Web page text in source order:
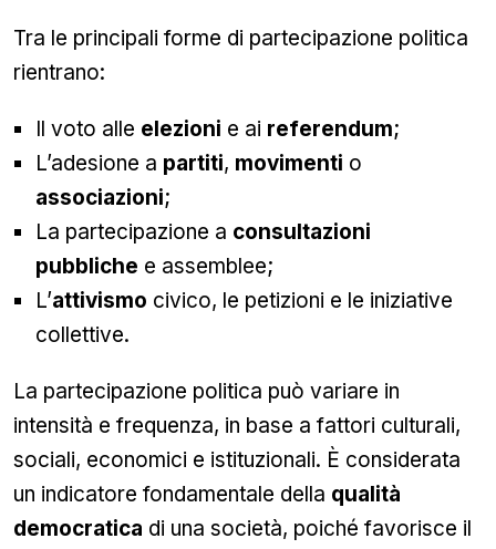
Tra le principali forme di partecipazione politica
rientrano:
Il voto alle elezioni e ai referendum;
L’adesione a partiti, movimenti o
associazioni;
La partecipazione a consultazioni
pubbliche e assemblee;
L’attivismo civico, le petizioni e le iniziative
collettive.
La partecipazione politica può variare in
intensità e frequenza, in base a fattori culturali,
sociali, economici e istituzionali. È considerata
un indicatore fondamentale della qualità
democratica di una società, poiché favorisce il